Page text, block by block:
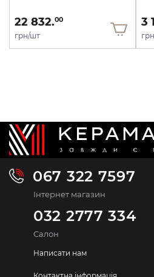
22 832.00
грн/шт
3
067 322 7597
Інтернет магазин
032 2777 334
Салон
Написати нам